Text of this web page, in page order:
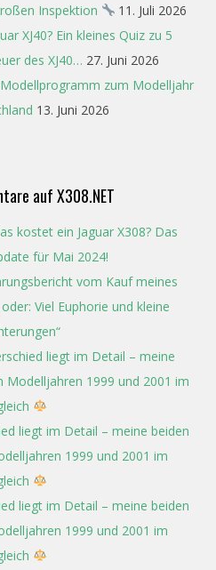
Inspektion
11. Juli 2026
XJ40? Ein kleines Quiz zu 5
des XJ40… 27. Juni 2026
zum Modelljahr
13. Juni 2026
auf X308.NET
kostet ein Jaguar X308? Das
für Mai 2024!
vom Kauf meines
Viel Euphorie und kleine
liegt im Detail – meine
Modelljahren 1999 und 2001 im
liegt im Detail – meine beiden
1999 und 2001 im
liegt im Detail – meine beiden
1999 und 2001 im